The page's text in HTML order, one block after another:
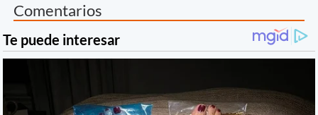
Comentarios